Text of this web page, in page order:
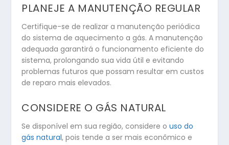
PLANEJE A MANUTENÇÃO REGULAR
Certifique-se de realizar a manutenção periódica
do sistema de aquecimento a gás. A manutenção
adequada garantirá o funcionamento eficiente do
sistema, prolongando sua vida útil e evitando
problemas futuros que possam resultar em custos
de reparo mais elevados.
CONSIDERE O GÁS NATURAL
Se disponível em sua região, considere ouso do
gás natural, pois tende a ser mais econômico e